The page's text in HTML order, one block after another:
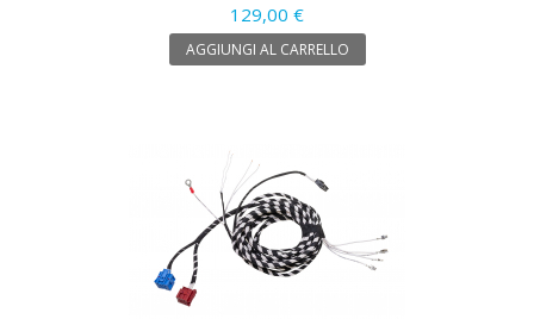
129,00 €
AGGIUNGI AL CARRELLO